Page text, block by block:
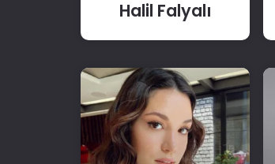
Halil Falyalı